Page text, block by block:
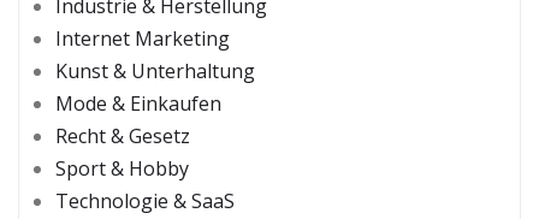
Industrie & Herstellung
Internet Marketing
Kunst & Unterhaltung
Mode & Einkaufen
Recht & Gesetz
Sport & Hobby
Technologie & SaaS